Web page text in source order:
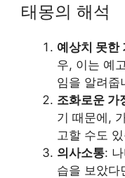
태몽의 해석
예상치 못한
우, 이는 예
임을 알려줍
조화로운 가
기 때문에,
고할 수도
의사소통:
습을 보았다